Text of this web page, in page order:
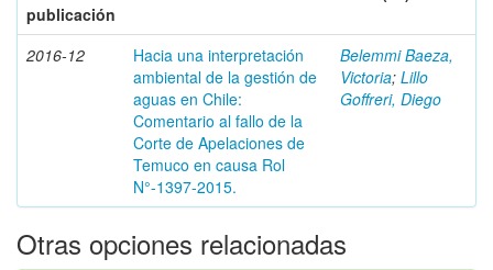
publicación
2016-12
Hacia una interpretación
ambiental de la gestión de
aguas en Chile:
Comentario al fallo de la
Corte de Apelaciones de
Temuco en causa Rol
N°-1397-2015.
Belemmi Baeza,
Victoria; Lillo
Goffreri, Diego
Otras opciones relacionadas